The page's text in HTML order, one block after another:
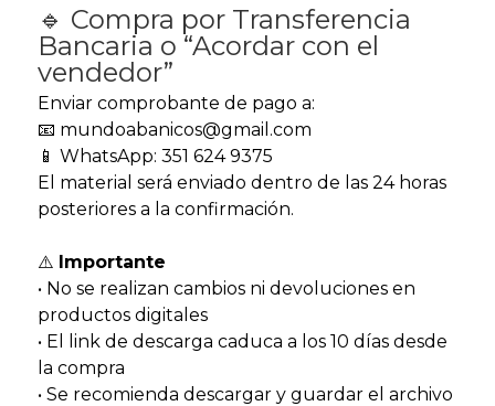
🔹 Compra por Transferencia
Bancaria o “Acordar con el
vendedor”
Enviar comprobante de pago a:
📧 mundoabanicos@gmail.com
📱 WhatsApp: 351 624 9375
El material será enviado dentro de las 24 horas
posteriores a la confirmación.
⚠️ Importante
• No se realizan cambios ni devoluciones en
productos digitales
• El link de descarga caduca a los 10 días desde
la compra
• Se recomienda descargar y guardar el archivo